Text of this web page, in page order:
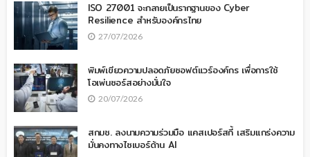
ISO 27001 จะกลายเป็นรากฐานของ Cyber
Resilience สำหรับองค์กรไทย
27/07/2026
พิมพ์เขียวความปลอดภัยซอฟต์แวร์องค์กร เพื่อการใช้
โอเพ่นซอร์สอย่างมั่นใจ
20/07/2026
สกมช. ลงนามความร่วมมือ แคสเปอร์สกี้ เสริมแกร่งความ
มั่นคงทางไซเบอร์ด้าน AI